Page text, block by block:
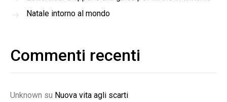
Natale intorno al mondo
Commenti recenti
Unknown su Nuova vita agli scarti